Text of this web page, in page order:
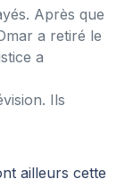
Après que
a retiré le
a
Ils
ailleurs cette